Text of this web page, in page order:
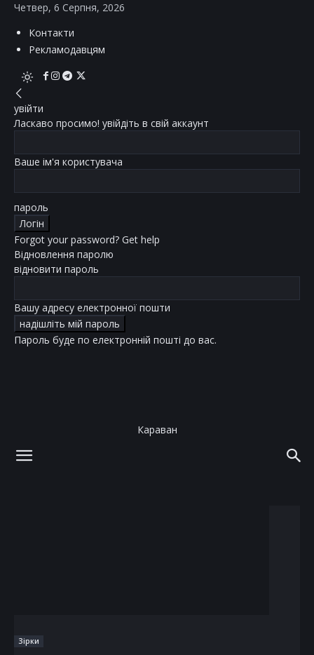
Четвер, 6 Серпня, 2026
Контакти
Рекламодавцям
увійти
Ласкаво просимо! увійдіть в свій аккаунт
Ваше ім'я користувача
пароль
Forgot your password? Get help
Відновлення паролю
відновити пароль
Вашу адресу електронної пошти
Пароль буде по електронній пошті до вас.
Караван
Зірки